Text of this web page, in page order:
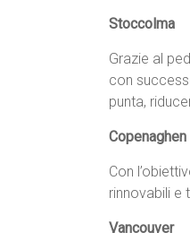
Stoccolma
Grazie al
con
punta,
Copenaghen
Con
rinnovabili e
Vancouver